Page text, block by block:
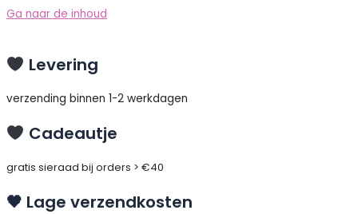
Ga naar de inhoud
Levering
verzending binnen 1-2 werkdagen
Cadeautje
gratis sieraad bij orders > €40
🖤 Lage verzendkosten